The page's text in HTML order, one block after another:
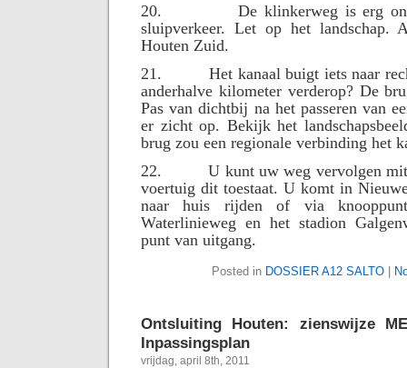
20.
De klinkerweg is erg
sluipverkeer. Let op het landschap.
Houten Zuid.
21.
Het kanaal buigt iets naar
anderhalve kilometer verderop? De
Pas van dichtbij na het passeren van
er zicht op. Bekijk het
brug zou een regionale verbinding het
22.
U kunt uw weg vervolgen
voertuig dit toestaat. U komt in
naar huis rijden of via
Waterlinieweg en het stadion
punt van uitgang.
Posted in DOSSIER A12 SALTO|
Ontsluiting Houten: zienswijze
Inpassingsplan
vrijdag, april 8th, 2011